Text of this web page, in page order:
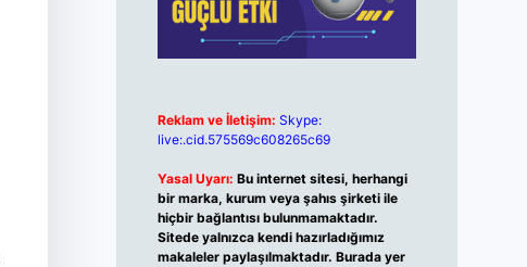
Reklam ve İletişim: Skype:
live:.cid.575569c608265c69
Yasal Uyarı: Bu internet sitesi, herhangi
bir marka, kurum veya şahıs şirketi ile
hiçbir bağlantısı bulunmamaktadır.
Sitede yalnızca kendi hazırladığımız
makaleler paylaşılmaktadır. Burada yer